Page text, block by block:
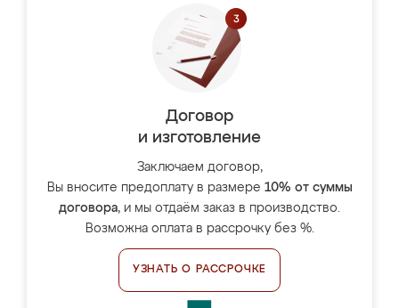
Договор
и изготовление
Заключаем договор,
Вы вносите предоплату в размере 10% от суммы
договора, и мы отдаём заказ в производство.
Возможна оплата в рассрочку без %.
УЗНАТЬ О РАССРОЧКЕ